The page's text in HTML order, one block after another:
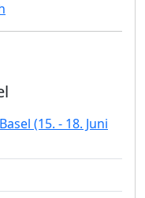
(15. - 18. Juni